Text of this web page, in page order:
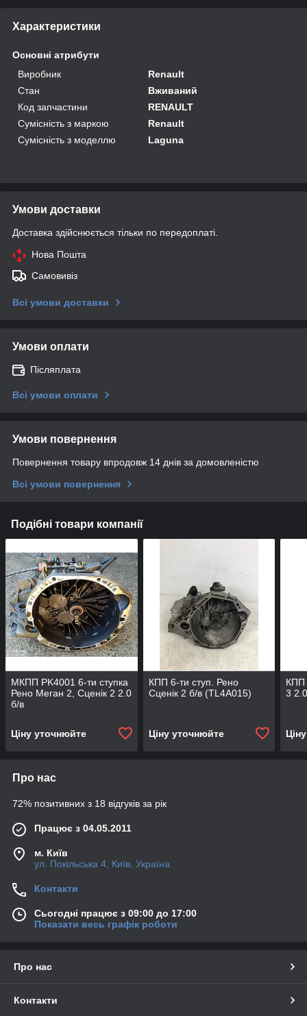
Характеристики
Основні атрибути
Виробник
Renault
Стан
Вживаний
Код запчастини
RENAULT
Сумісність з маркою
Renault
Сумісність з моделлю
Laguna
Умови доставки
Доставка здійснюється тільки по передоплаті.
Нова Пошта
Самовивіз
Всі умови доставки
Умови оплати
Післяплата
Всі умови оплати
Умови повернення
Повернення товару впродовж 14 днів за домовленістю
Всі умови повернення
Подібні товари компанії
МКПП PK4001 6-ти ступка
Рено Меган 2, Сценік 2 2.0
б/в
Ціну уточнюйте
КПП 6-ти ступ. Рено
Сценік 2 б/в (TL4A015)
Ціну уточнюйте
КПП
3
Про нас
72% позитивних з 18 відгуків за рік
Працює з 04.05.2011
м. Київ
ул. Покільська 4, Київ, Україна
Контакти
Сьогодні працює з 09:00 до 17:00
Показати весь графік роботи
Про нас
Контакти